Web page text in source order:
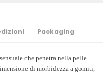
Packaging
che penetra nella pelle
di morbidezza a gomiti,